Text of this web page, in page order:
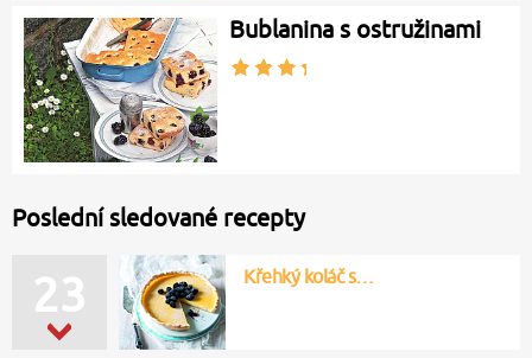
Bublanina s ostružinami
Poslední sledované recepty
23 Křehký koláč s…